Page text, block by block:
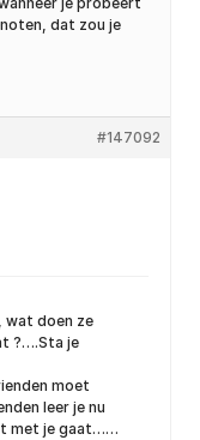
dat zou je
#147092
wat doen ze
?….Sta je
moet
leer je nu
met je gaat……